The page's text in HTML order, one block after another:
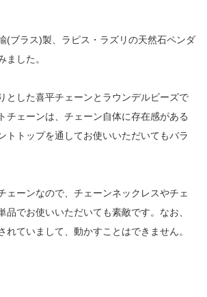
(ブラス)製、ラピス・ラズリの天然石ペンダ
ました。
とした喜平チェーンとラウンデルビーズで
チェーンは、チェーン自体に存在感がある
トトップを通してお使いいただいてもバラ
ェーンなので、チェーンネックレスやチェ
品でお使いいただいても素敵です。なお、
れていまして、動かすことはできません。